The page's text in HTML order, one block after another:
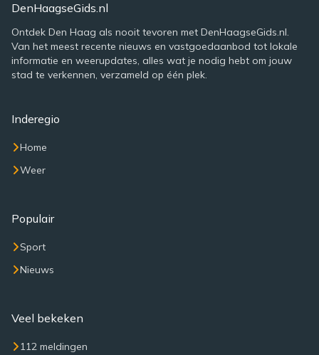
DenHaagseGids.nl
Ontdek Den Haag als nooit tevoren met DenHaagseGids.nl.
Van het meest recente nieuws en vastgoedaanbod tot lokale
informatie en weerupdates, alles wat je nodig hebt om jouw
stad te verkennen, verzameld op één plek.
Inderegio
Home
Weer
Populair
Sport
Nieuws
Veel bekeken
112 meldingen